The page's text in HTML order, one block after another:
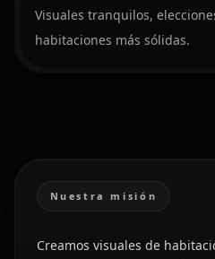
Visuales tranquilos,
habitaciones más sólidas.
Nuestra misión
Creamos visuales de